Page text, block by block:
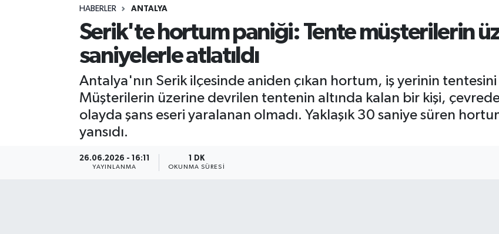
HABERLER ANTALYA
Serik'te hortum paniği: Tente müşterilerin
saniyelerle atlatıldı
Antalya'nın Serik ilçesinde aniden çıkan hortum, iş yerinin
Müşterilerin üzerine devrilen tentenin altında kalan bir kişi,
olayda şans eseri yaralanan olmadı. Yaklaşık 30 saniye süren
yansıdı.
26.06.2026 - 16:11
YAYINLANMA
1 DK
OKUNMA SÜRESI